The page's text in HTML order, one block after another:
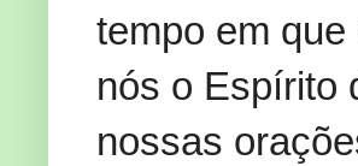
tempo em
nós o Espírito
nossas